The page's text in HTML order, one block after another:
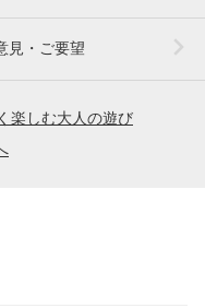
見・ご要望
楽しむ大人の遊び